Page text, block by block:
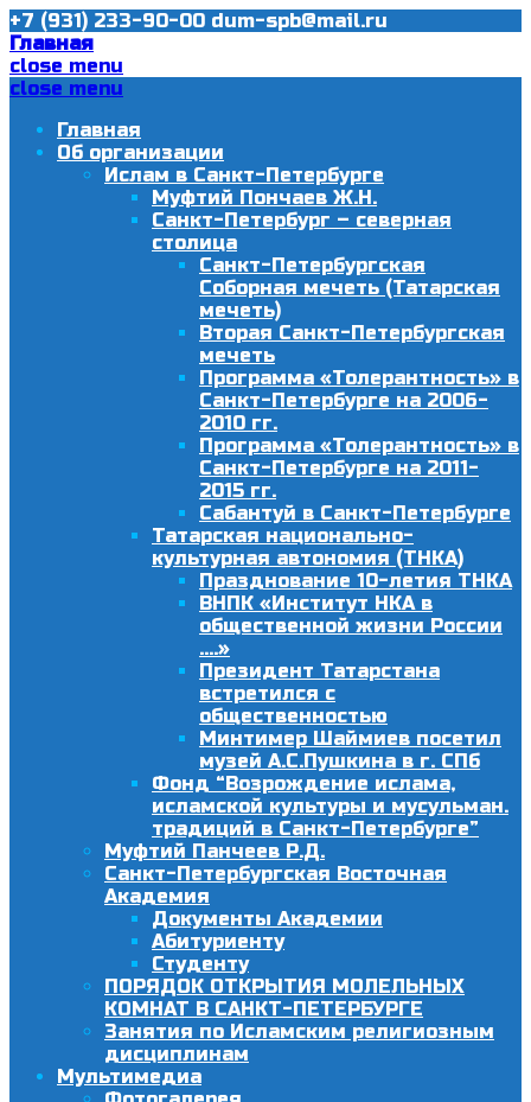
+7 (931) 233-90-00 dum-spb@mail.ru
Главная
close menu
close menu
Главная
Об организации
Ислам в Санкт-Петербурге
Муфтий Пончаев Ж.Н.
Санкт-Петербург – северная
столица
Санкт-Петербургская
Соборная мечеть (Татарская
мечеть)
Вторая Санкт-Петербургская
мечеть
Программа «Толерантность» в
Санкт-Петербурге на 2006-
2010 гг.
Программа «Толерантность» в
Санкт-Петербурге на 2011-
2015 гг.
Сабантуй в Санкт-Петербурге
Татарская национально-
культурная автономия (ТНКА)
Празднование 10-летия ТНКА
ВНПК «Институт НКА в
общественной жизни России
….»
Президент Татарстана
встретился с
общественностью
Минтимер Шаймиев посетил
музей А.С.Пушкина в г. СПб
Фонд “Возрождение ислама,
исламской культуры и мусульман.
традиций в Санкт-Петербурге”
Муфтий Панчеев Р.Д.
Санкт-Петербургская Восточная
Академия
Документы Академии
Абитуриенту
Студенту
ПОРЯДОК ОТКРЫТИЯ МОЛЕЛЬНЫХ
КОМНАТ В САНКТ-ПЕТЕРБУРГЕ
Занятия по Исламским религиозным
дисциплинам
Мультимедиа